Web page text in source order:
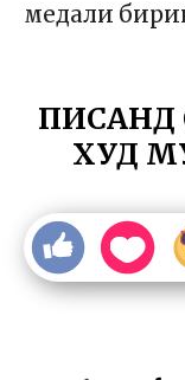
медали
ПИСАНД
ХУД